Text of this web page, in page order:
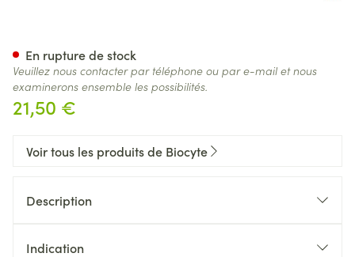
21,50 €
En rupture de stock
Veuillez nous contacter par téléphone ou par e-mail et nous
examinerons ensemble les possibilités.
Voir tous les produits de Biocyte
Description
Indication